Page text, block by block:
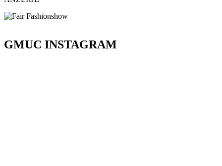
GMUC INSTAGRAM